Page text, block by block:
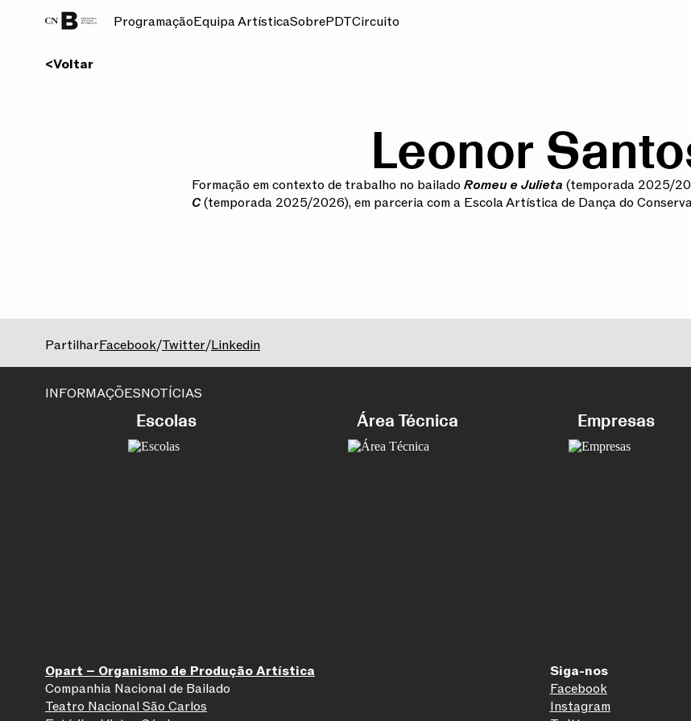
ProgramaçãoEquipa ArtísticaSobrePDTCircuito
<Voltar
Leonor
Formação em contexto de trabalho no bailadoRomeu e Julieta(temporada 2025/
C(temporada 2025/2026), em parceria com a Escola Artística de Dança do
PartilharFacebook/Twitter/Linkedin
INFORMAÇÕESNOTÍCIAS
Escolas Área Técnica Empresas
Opart – Organismo de Produção Artística
Companhia Nacional de Bailado
Teatro Nacional São Carlos
Siga-nos
Facebook
Instagram